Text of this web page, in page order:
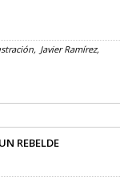
Javier Ramírez
REBELDE